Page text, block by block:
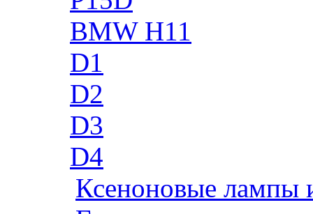
BMW H11
D1
D2
D3
D4
Ксеноновые лампы